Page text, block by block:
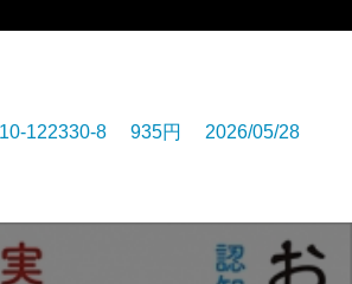
122330-8 935円 2026/05/28